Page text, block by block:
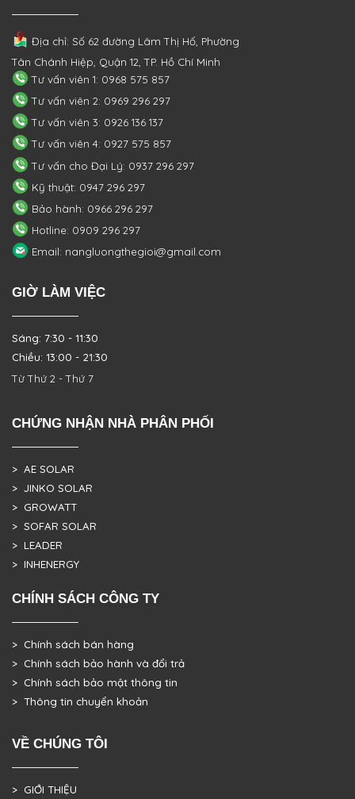
Địa chỉ: Số 62 đường Lâm Thị Hố, Phường
Tân Chánh Hiệp, Quận 12, TP. Hồ Chí Minh
Tư vấn viên 1: 0968 575 857
Tư vấn viên 2: 0969 296 297
Tư vấn viên 3: 0926 136 137
Tư vấn viên 4: 0927 575 857
Tư vấn cho Đại Lý: 0937 296 297
Kỹ thuật: 0947 296 297
Bảo hành: 0966 296 297
Hotline: 0909 296 297
Email: nangluongthegioi@gmail.com
GIỜ LÀM VIỆC
Sáng: 7:30 - 11:30
Chiều: 13:00 - 21:30
Từ Thứ 2 - Thứ 7
CHỨNG NHẬN NHÀ PHÂN PHỐI
> AE SOLAR
> JINKO SOLAR
> GROWATT
> SOFAR SOLAR
> LEADER
> INHENERGY
CHÍNH SÁCH CÔNG TY
> Chính sách bán hàng
> Chính sách bảo hành và đổi trả
> Chính sách bảo mật thông tin
> Thông tin chuyển khoản
VỀ CHÚNG TÔI
> GIỚI THIỆU